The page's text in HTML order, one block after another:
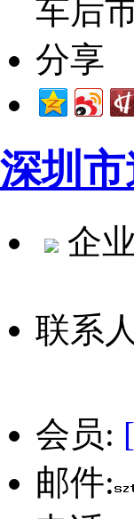
深圳
企
联系
会员:
邮件: